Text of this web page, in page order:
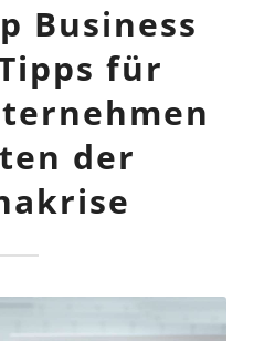
Business
für
der